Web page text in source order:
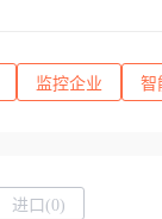
监控企业 智
进口(0)